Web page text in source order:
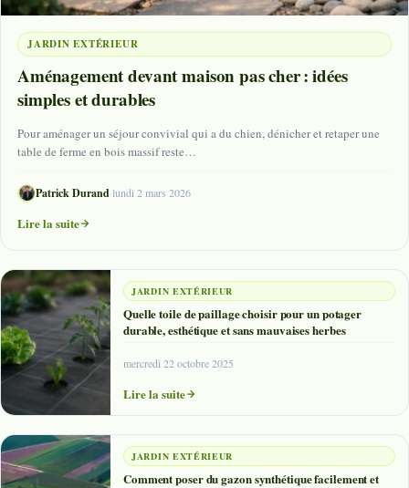
JARDIN EXTÉRIEUR
Aménagement devant maison pas cher : idées
simples et durables
Pour aménager un séjour convivial qui a du chien, dénicher et retaper une
table de ferme en bois massif reste…
Patrick Durand·lundi 2 mars 2026
Lire la suite
JARDIN EXTÉRIEUR
Quelle toile de paillage choisir pour un potager
durable, esthétique et sans mauvaises herbes
mercredi 22 octobre 2025
Lire la suite
JARDIN EXTÉRIEUR
Comment poser du gazon synthétique facilement et